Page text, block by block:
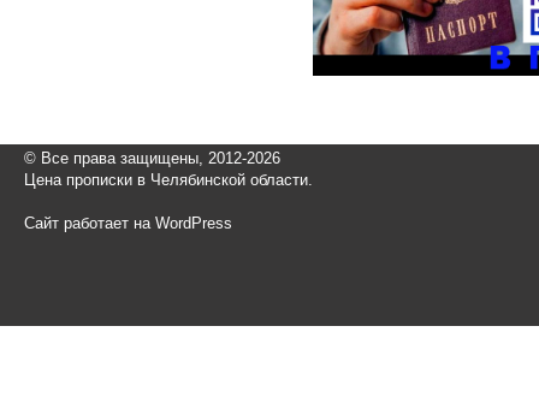
© Все права защищены, 2012-2026
Цена прописки в Челябинской области.
Сайт работает на WordPress